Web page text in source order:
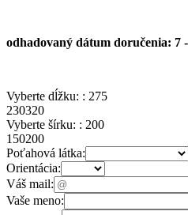
odhadovaný dátum doručenia: 7
Vyberte dĺžku: : 275
230320
Vyberte šírku: : 200
150200
Poťahová látka:
Orientácia:
Váš mail:
Vaše meno: